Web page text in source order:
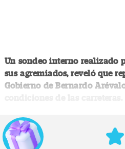
Un sondeo interno realizado
sus agremiados, reveló que
Gobierno de Bernardo